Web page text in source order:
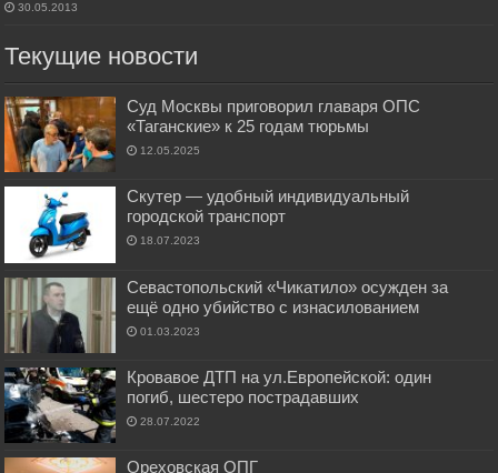
30.05.2013
Текущие новости
Суд Москвы приговорил главаря ОПС
«Таганские» к 25 годам тюрьмы
12.05.2025
Скутер — удобный индивидуальный
городской транспорт
18.07.2023
Севастопольский «Чикатило» осужден за
ещё одно убийство с изнасилованием
01.03.2023
Кровавое ДТП на ул.Европейской: один
погиб, шестеро пострадавших
28.07.2022
Ореховская ОПГ